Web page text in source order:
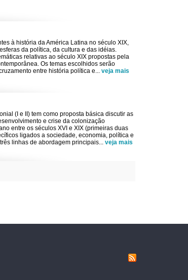
à história da América Latina no século XIX,
da política, da cultura e das idéias.
relativas ao século XIX propostas pela
Os temas escolhidos serão
entre história política e... veja mais
(I e II) tem como proposta básica discutir as
e crise da colonização
entre os séculos XVI e XIX (primeiras duas
ligados a sociedade, economia, política e
linhas de abordagem principais... veja mais